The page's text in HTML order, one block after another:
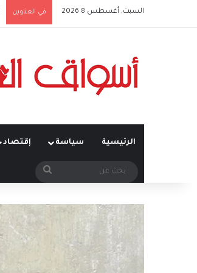
السبت, أغسطس 8 2026 في العناوين
الرئيسية سياسة إقتصاد
بحث